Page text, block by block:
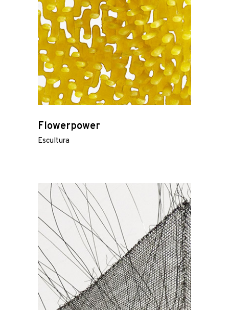
Flowerpower
Escultura